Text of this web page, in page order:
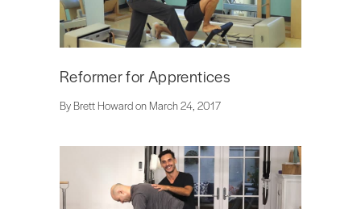
Reformer for Apprentices
By Brett Howard on March 24, 2017